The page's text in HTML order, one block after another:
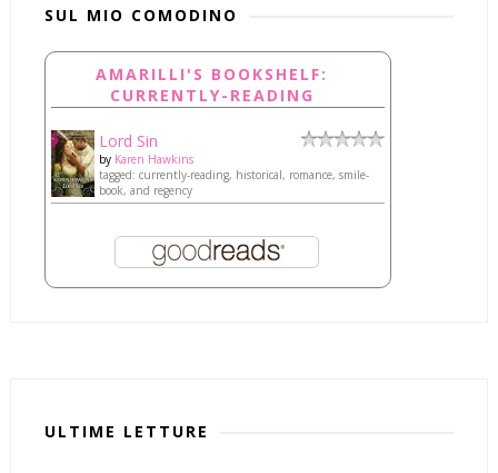
SUL MIO COMODINO
AMARILLI'S BOOKSHELF:
CURRENTLY-READING
Lord Sin
by Karen Hawkins
tagged: currently-reading, historical, romance, smile-
book, and regency
ULTIME LETTURE